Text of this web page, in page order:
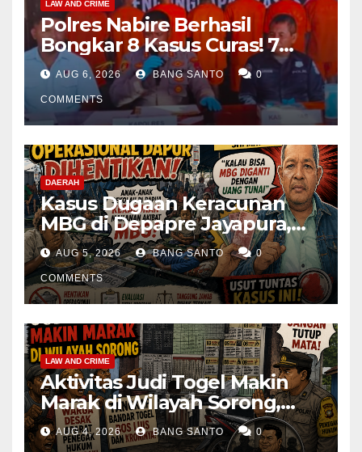
LAW AND CRIME
Polres Nabire Berhasil
Bongkar 8 Kasus Curas! 7
Pelaku Ditangkap, 62 Motor
Kembali Diamankan
AUG 6, 2026 BANG SANTO 0
COMMENTS
DAERAH
Kasus Dugaan Keracunan
MBG di Depapre Jayapura,
Aktivis Papua Minta
Operasional Dapur
Dihentikan & Evaluasi
Menyeluruh
AUG 5, 2026 BANG SANTO 0
COMMENTS
LAW AND CRIME
Aktivitas Judi Togel Makin
Marak di Wilayah Sorong,
Warga Desak Aparat Segera
Tangkap Bandar Luis dan
AUG 4, 2026 BANG SANTO 0